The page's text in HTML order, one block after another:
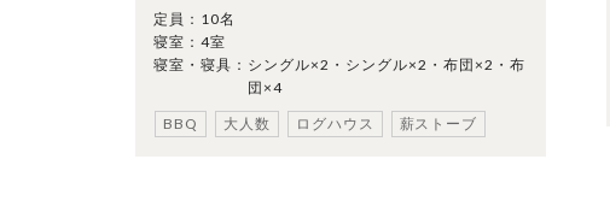
定員： 10名
寝室： 4室
寝室・寝具： シングル×2・シングル×2・布団×2・布
団×4
BBQ 大人数 ログハウス 薪ストーブ